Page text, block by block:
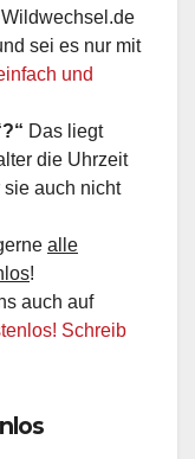
sei es nur mit
und
Das liegt
die Uhrzeit
sie auch nicht
alle
!
auch auf
Schreib